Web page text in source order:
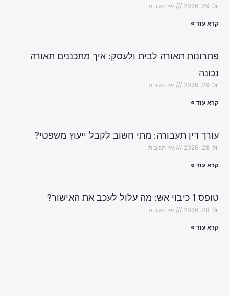
יולי 29, 2026 אין תגובות
קרא עוד »
פתרונות תאורה לבית ולעסק: איך מתכננים תאורה
נכונה
יולי 29, 2026 אין תגובות
קרא עוד »
עורך דין תעבורה: מתי חשוב לקבל ייעוץ משפטי?
יולי 28, 2026 אין תגובות
קרא עוד »
טופס 1 כיבוי אש: מה עלול לעכב את האישור?
יולי 28, 2026 אין תגובות
קרא עוד »